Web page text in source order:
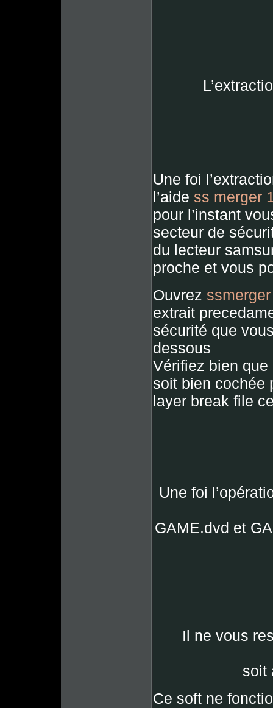
Une foi
l’aide ss merger
pour l’instant
secteur de
du lecteur
proche et vous
Ouvrez
extrait
sécurité que
dessous
Vérifiez bien
soit bien cochée
layer break file
Une foi
GAME.dvd et
Il ne vous
soit
Ce soft ne